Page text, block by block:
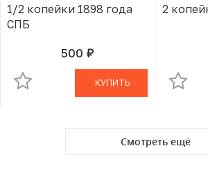
1/2 копейки 1898 года
СПБ
500 руб.В КОРЗИНЕ
КУПИТЬ
2
Смотреть ещё